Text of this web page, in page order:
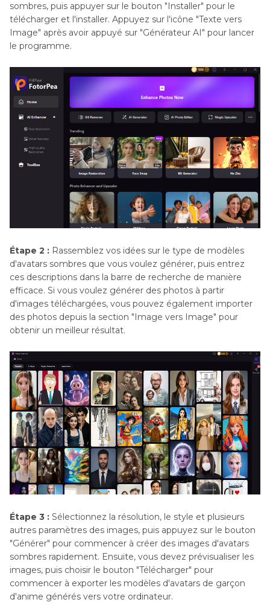
sombres, puis appuyer sur le bouton "Installer" pour le
télécharger et l'installer. Appuyez sur l'icône "Texte vers
Image" après avoir appuyé sur "Générateur AI" pour lancer
le programme.
Étape 2 : Rassemblez vos idées sur le type de modèles
d'avatars sombres que vous voulez générer, puis entrez
ces descriptions dans la barre de recherche de manière
efficace. Si vous voulez générer des photos à partir
d'images téléchargées, vous pouvez également importer
des photos depuis la section "Image vers Image" pour
obtenir un meilleur résultat.
Étape 3 : Sélectionnez la résolution, le style et plusieurs
autres paramètres des images, puis appuyez sur le bouton
"Générer" pour commencer à créer des images d'avatars
sombres rapidement. Ensuite, vous devez prévisualiser les
images, puis choisir le bouton "Télécharger" pour
commencer à exporter les modèles d'avatars de garçon
d'anime générés vers votre ordinateur.